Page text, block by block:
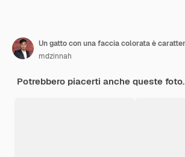
mdzinnah
Potrebbero piacerti anche queste foto.